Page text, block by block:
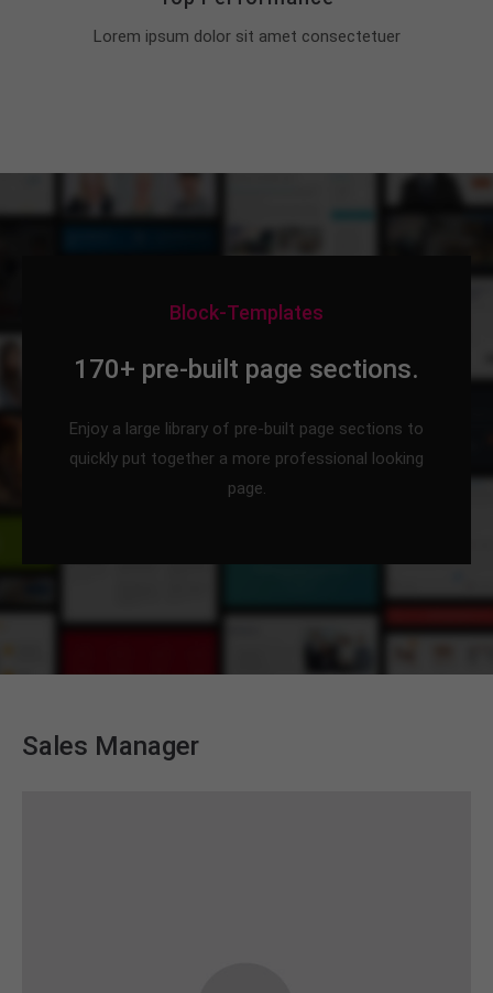
Lorem ipsum dolor sit amet consectetuer
Block-Templates
170+ pre-built page sections.
Enjoy a large library of pre-built page sections to
quickly put together a more professional looking
page.
Sales Manager